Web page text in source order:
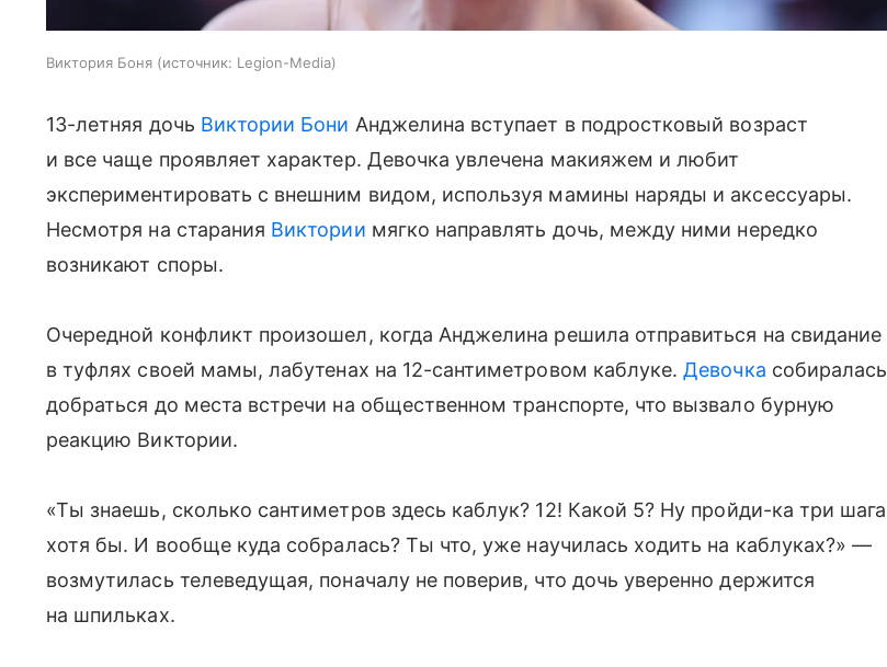
Виктория Боня источник: Legion-Media
13-летняя дочь Виктории Бони Анджелина вступает в подростковый возраст
и все чаще проявляет характер. Девочка увлечена макияжем и любит
экспериментировать с внешним видом, используя мамины наряды и аксессуары.
Несмотря на старания Виктории мягко направлять дочь, между ними нередко
возникают споры.
Очередной конфликт произошел, когда Анджелина решила отправиться на свидание
в туфлях своей мамы, лабутенах на 12-сантиметровом каблуке.Девочка собиралась
добраться до места встречи на общественном транспорте, что вызвало бурную
реакцию Виктории.
«Ты знаешь, сколько сантиметров здесь каблук? 12! Какой 5? Ну пройди-ка три шага
хотя бы. И вообще куда собралась? Ты что, уже научилась ходить на каблуках?» —
возмутилась телеведущая, поначалу не поверив, что дочь уверенно держится
на шпильках.